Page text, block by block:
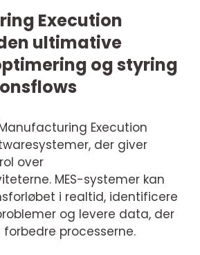
Execution
ultimative
og styring
Execution
der giver
over
MES-systemer kan
i realtid, identificere
og levere data, der
processerne.